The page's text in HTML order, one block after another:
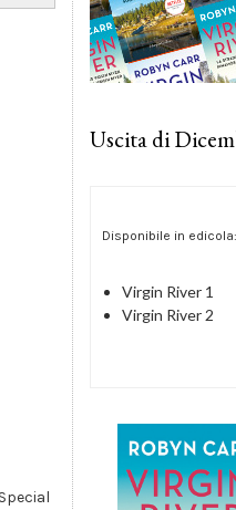
Uscita di
Disponibile in
Virgin River 1
Virgin River 2